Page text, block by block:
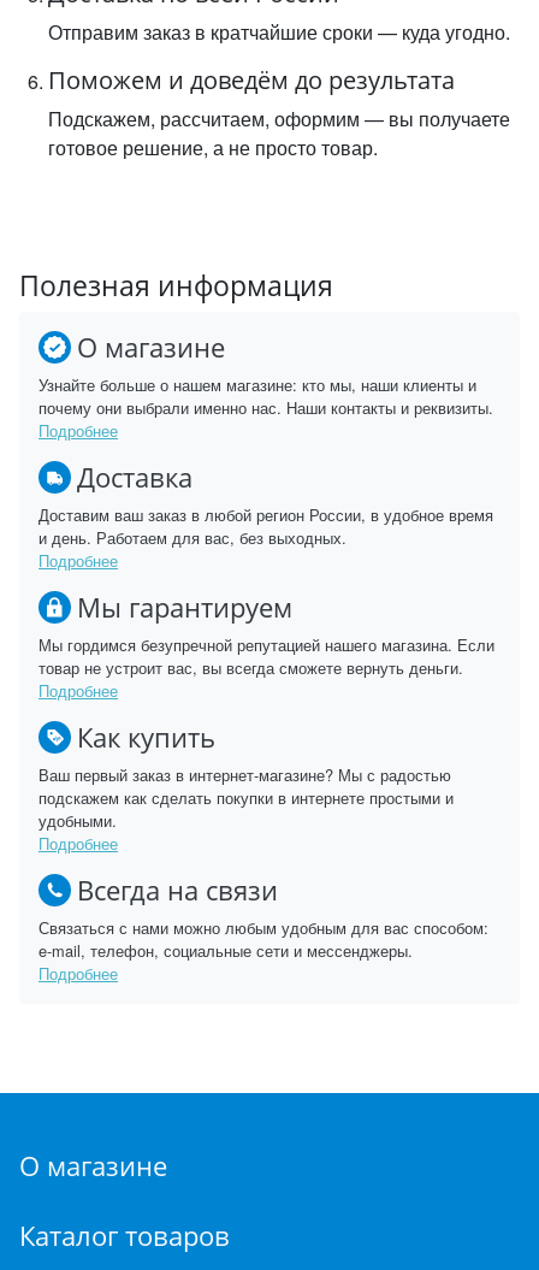
Отправим заказ в кратчайшие сроки — куда угодно.
Поможем и доведём до результата
Подскажем, рассчитаем, оформим — вы получаете
готовое решение, а не просто товар.
Полезная информация
О магазине
Узнайте больше о нашем магазине: кто мы, наши клиенты и
почему они выбрали именно нас. Наши контакты и реквизиты.
Подробнее
Доставка
Доставим ваш заказ в любой регион России, в удобное время
и день. Работаем для вас, без выходных.
Подробнее
Мы гарантируем
Мы гордимся безупречной репутацией нашего магазина. Если
товар не устроит вас, вы всегда сможете вернуть деньги.
Подробнее
Как купить
Ваш первый заказ в интернет-магазине? Мы с радостью
подскажем как сделать покупки в интернете простыми и
удобными.
Подробнее
Всегда на связи
Связаться с нами можно любым удобным для вас способом:
e-mail, телефон, социальные сети и мессенджеры.
Подробнее
О магазине
Каталог товаров